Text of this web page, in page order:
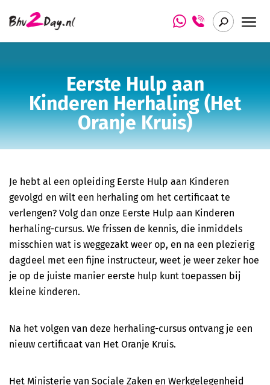
Eerste Hulp aan
Kinderen Herhaling (Het
Oranje Kruis)
Je hebt al een opleiding Eerste Hulp aan Kinderen
gevolgd en wilt een herhaling om het certificaat te
verlengen? Volg dan onze Eerste Hulp aan Kinderen
herhaling-cursus. We frissen de kennis, die inmiddels
misschien wat is weggezakt weer op, en na een plezierig
dagdeel met een fijne instructeur, weet je weer zeker hoe
je op de juiste manier eerste hulp kunt toepassen bij
kleine kinderen.
Na het volgen van deze herhaling-cursus ontvang je een
nieuw certificaat van Het Oranje Kruis.
Het Ministerie van Sociale Zaken en Werkgelegenheid
Arbo Insight
BHV herhaling cursus Bhv2Day.nl
BHV Basis (NIBHV gecertificeerd)
BHV Herhaling (NIBHV gecertificeerd)
EHBO cursus (Het Oranje Kruis)
EHBO herhaling cursus (Het Oranje Kruis)
Eerste Hulp aan Kinderen (Het Oranje Kruis)
EHaK Herhaling (Het Oranje Kruis)
B-VCA (Code 95 mogelijk)